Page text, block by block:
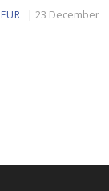
| 23 December